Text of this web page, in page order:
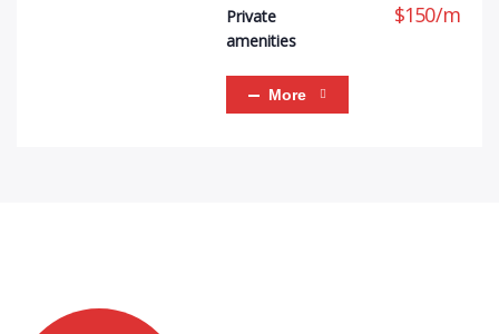
Private
amenities
$150/m
More